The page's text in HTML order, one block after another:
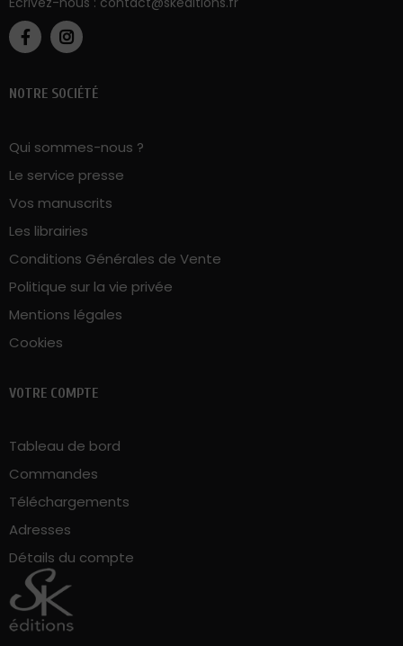
NOTRE SOCIÉTÉ
Le service presse
Les librairies
Conditions Générales de Vente
Politique sur la vie privée
Mentions légales
Cookies
VOTRE COMPTE
Commandes
Adresses
Détails du compte